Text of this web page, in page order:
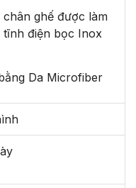
chân ghế được làm
điện bọc Inox
Da Microfiber